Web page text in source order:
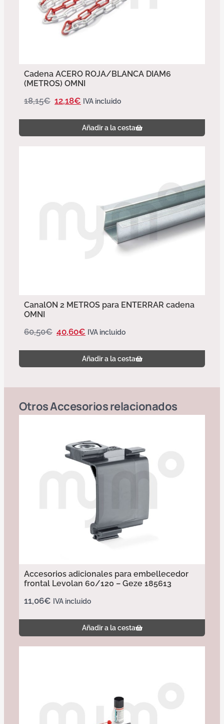
Cadena ACERO ROJA/BLANCA DIAM6
(METROS) OMNI
18,15€ 12,18€ IVA incluido
Añadir a la cesta
CanalON 2 METROS para ENTERRAR cadena
OMNI
60,50€ 40,60€ IVA incluido
Añadir a la cesta
OtrosAccesoriosrelacionados
Accesorios adicionales para embellecedor
frontal Levolan 60/120 – Geze 185613
11,06€ IVA incluido
Añadir a la cesta